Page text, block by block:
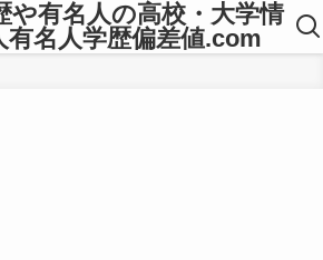
や有名人の高校・大学情
有名人学歴偏差値.com